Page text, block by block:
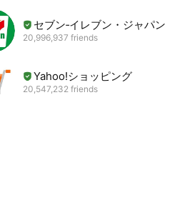
セブン‐イレブン・ジャパン
20,996,937 friends
Yahoo!ショッピング
20,547,232 friends